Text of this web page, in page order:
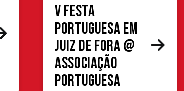
V Festa
Portuguesa em
Juiz de Fora @
Associação
Portuguesa